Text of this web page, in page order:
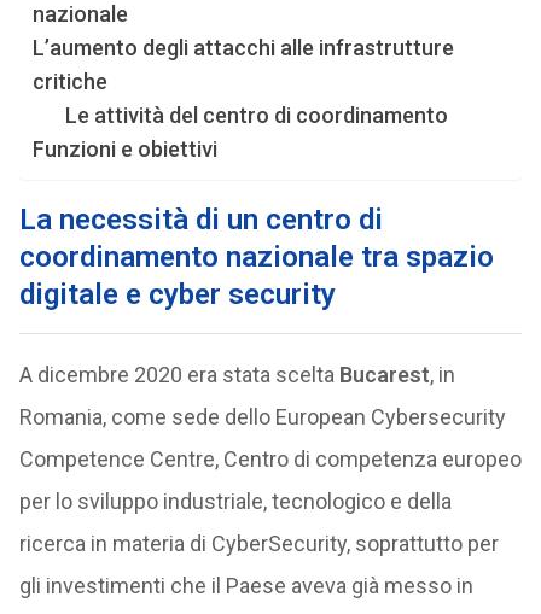
nazionale
L’aumento degli attacchi alle infrastrutture
critiche
Le attività del centro di coordinamento
Funzioni e obiettivi
La necessità di un centro di
coordinamento nazionale tra spazio
digitale e cyber security
A dicembre 2020 era stata scelta Bucarest, in
Romania, come sede dello European Cybersecurity
Competence Centre, Centro di competenza europeo
per lo sviluppo industriale, tecnologico e della
ricerca in materia di CyberSecurity, soprattutto per
gli investimenti che il Paese aveva già messo in